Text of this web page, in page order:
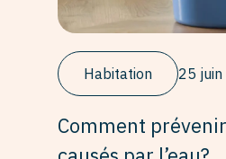
Habitation 25
Comment